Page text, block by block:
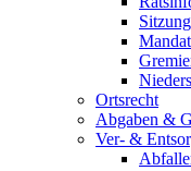
Ortsrecht
Abgaben &
Ver- &